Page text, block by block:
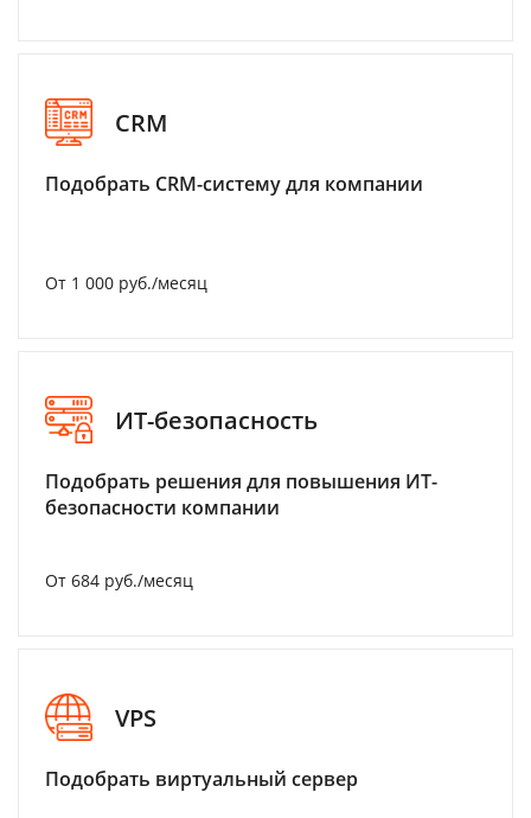
CRM
Подобрать CRM-систему для компании
От 1 000 руб./месяц
ИТ-безопасность
Подобрать решения для повышения ИТ-
безопасности компании
От 684 руб./месяц
VPS
Подобрать виртуальный сервер